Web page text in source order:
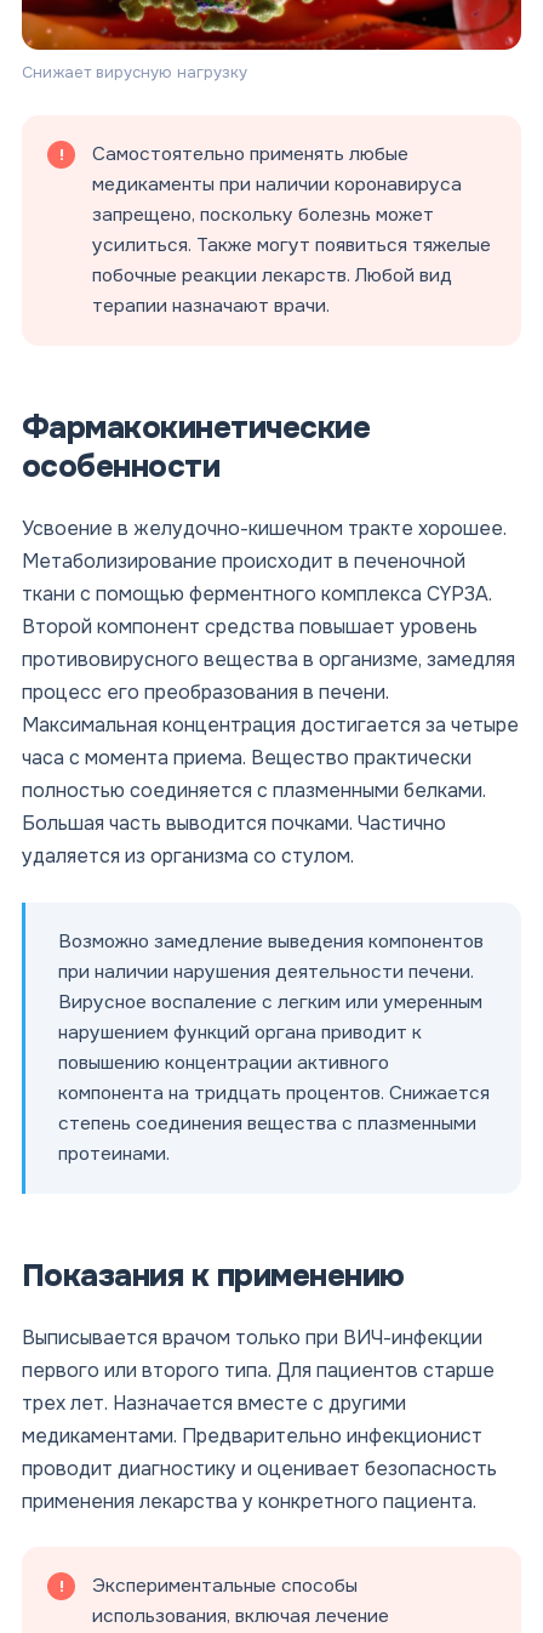
Снижает вирусную нагрузку
Самостоятельно применять любые
медикаменты при наличии коронавируса
запрещено, поскольку болезнь может
усилиться. Также могут появиться тяжелые
побочные реакции лекарств. Любой вид
терапии назначают врачи.
Фармакокинетические
особенности
Усвоение в желудочно-кишечном тракте хорошее.
Метаболизирование происходит в печеночной
ткани с помощью ферментного комплекса CYP3A.
Второй компонент средства повышает уровень
противовирусного вещества в организме, замедляя
процесс его преобразования в печени.
Максимальная концентрация достигается за четыре
часа с момента приема. Вещество практически
полностью соединяется с плазменными белками.
Большая часть выводится почками. Частично
удаляется из организма со стулом.
Возможно замедление выведения компонентов
при наличии нарушения деятельности печени.
Вирусное воспаление с легким или умеренным
нарушением функций органа приводит к
повышению концентрации активного
компонента на тридцать процентов. Снижается
степень соединения вещества с плазменными
протеинами.
Показания к применению
Выписывается врачом только при ВИЧ-инфекции
первого или второго типа. Для пациентов старше
трех лет. Назначается вместе с другими
медикаментами. Предварительно инфекционист
проводит диагностику и оценивает безопасность
применения лекарства у конкретного пациента.
Экспериментальные способы
использования, включая лечение